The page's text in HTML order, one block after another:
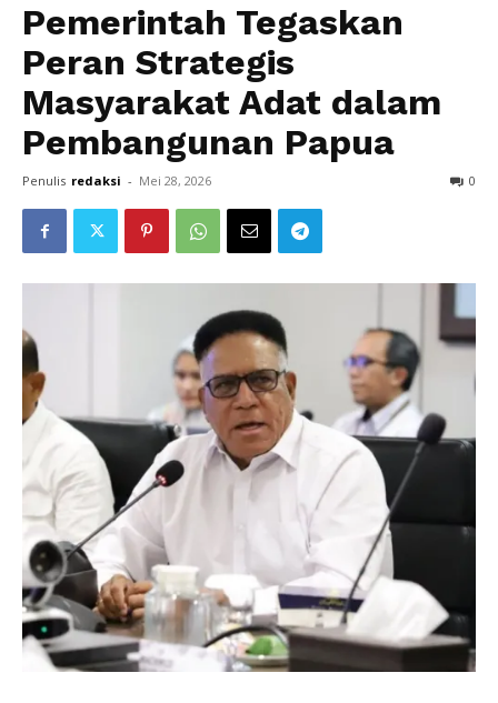
Pemerintah Tegaskan
Peran Strategis
Masyarakat Adat dalam
Pembangunan Papua
Penulis redaksi - Mei 28, 2026 0